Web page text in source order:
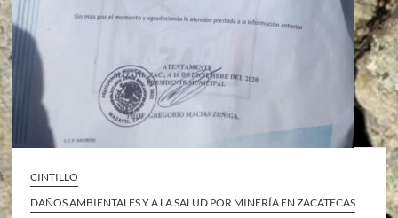
CINTILLO
DAÑOS AMBIENTALES Y A LA SALUD POR MINERÍA EN ZACATECAS